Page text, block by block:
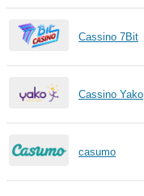
Cassino 7Bit
Cassino Yako
casumo